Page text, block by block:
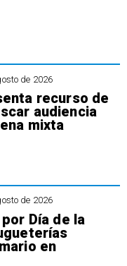
de 2026
recurso de
audiencia
mixta
de 2026
Día de la
en